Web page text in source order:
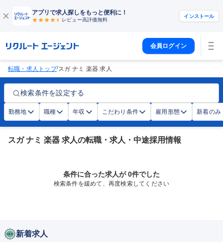
アプリで求人探しをもっと便利に！
レビュー高評価無料
インストール
会員ログイン
転職・求人トップ/スガ ナミ 楽器 求人
検索条件を設定する
勤務地 職種 年収 こだわり条件 雇用形態 新着のみ
スガ ナミ 楽器 求人の転職・求人・中途採用情報
条件に合った求人が 0件でした
検索条件を緩めて、再度検索してください
新着求人